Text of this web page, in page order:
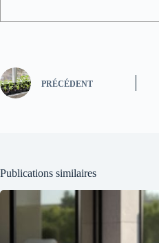
PRÉCÉDENT
Publications similaires